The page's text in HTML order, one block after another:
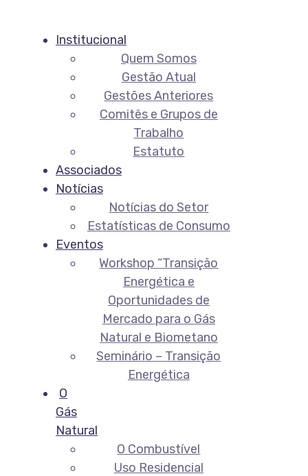
Institucional
Quem Somos
Gestão Atual
Gestões Anteriores
Comitês e Grupos de
Trabalho
Estatuto
Associados
Notícias
Notícias do Setor
Estatísticas de Consumo
Eventos
Workshop “Transição
Energética e
Oportunidades de
Mercado para o Gás
Natural e Biometano
Seminário – Transição
Energética
O
Gás
Natural
O Combustível
Uso Residencial